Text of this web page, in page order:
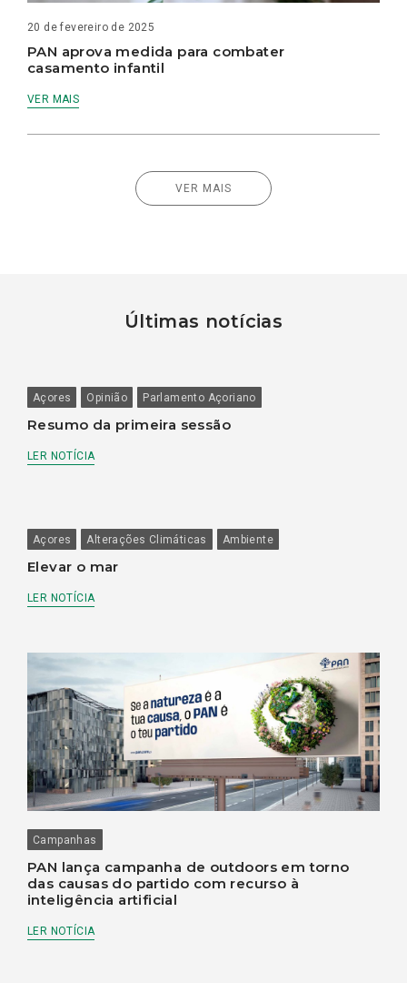
20 de fevereiro de 2025
PAN aprova medida para combater
casamento infantil
VER MAIS
VER MAIS
Últimas notícias
Açores Opinião Parlamento Açoriano
Resumo da primeira sessão
LER NOTÍCIA
Açores Alterações Climáticas Ambiente
Elevar o mar
LER NOTÍCIA
Campanhas
PAN lança campanha de outdoors em torno
das causas do partido com recurso à
inteligência artificial
LER NOTÍCIA